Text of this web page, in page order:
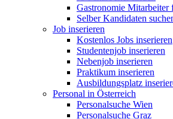
Gastronomie Mitarbeiter
Selber Kandidaten
Job inserieren
Kostenlos Jobs inserieren
Studentenjob inserieren
Nebenjob inserieren
Praktikum inserieren
Ausbildungsplatz
Personal in Österreich
Personalsuche Wien
Personalsuche Graz